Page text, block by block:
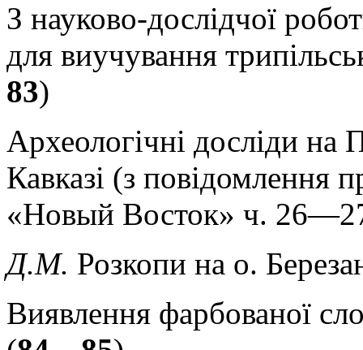
З науково-дослідчої
для виучування
83)
Археологічні досліди на
Кавказі (з повідомлення
«Новый Восток» ч.
Д.М. Розкопи на о.
Виявлення фарбованої